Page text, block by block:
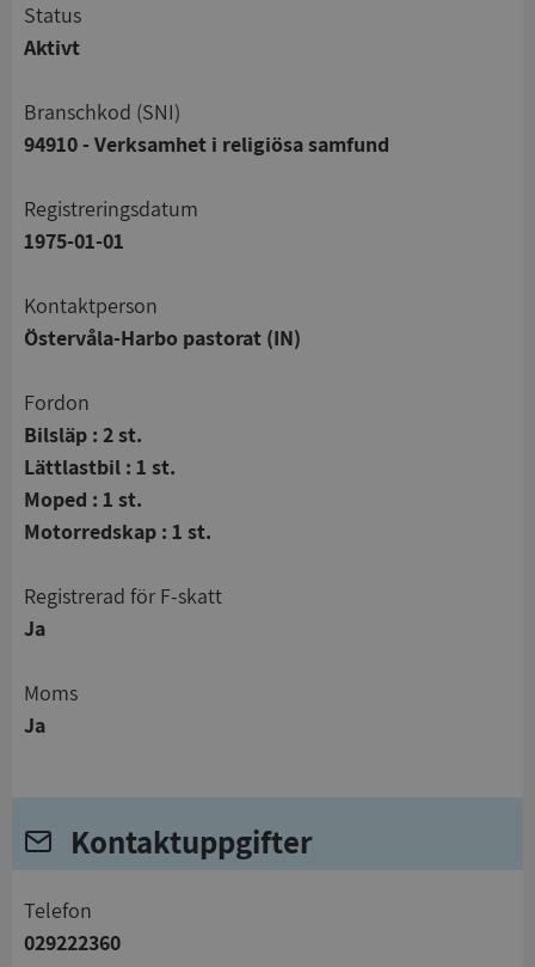
status
Aktivt
branschkod (SNI)
94910 - Verksamhet i religiösa samfund
registreringsdatum
1975-01-01
Kontaktperson
Östervåla-Harbo pastorat (IN)
Fordon
Bilsläp : 2 st.
Lättlastbil : 1 st.
Moped : 1 st.
Motorredskap : 1 st.
registrerad för F-skatt
Ja
Moms
Ja
Kontaktuppgifter
telefon
029222360